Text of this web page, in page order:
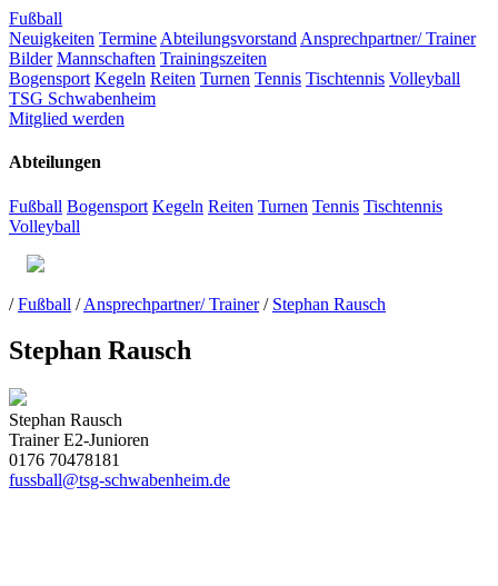
Fußball
Neuigkeiten Termine Abteilungsvorstand Ansprechpartner/ Trainer
Bilder Mannschaften Trainingszeiten
Bogensport Kegeln Reiten Turnen Tennis Tischtennis Volleyball
TSG Schwabenheim
Mitglied werden
Abteilungen
Fußball Bogensport Kegeln Reiten Turnen Tennis Tischtennis
Volleyball
/ Fußball / Ansprechpartner/ Trainer / Stephan Rausch
Stephan Rausch
Stephan Rausch
Trainer E2-Junioren
0176 70478181
fussball@tsg-schwabenheim.de